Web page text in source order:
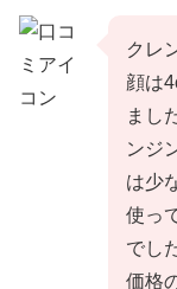
クレ
顔は
まし
ンジ
は少
使っ
でし
価格